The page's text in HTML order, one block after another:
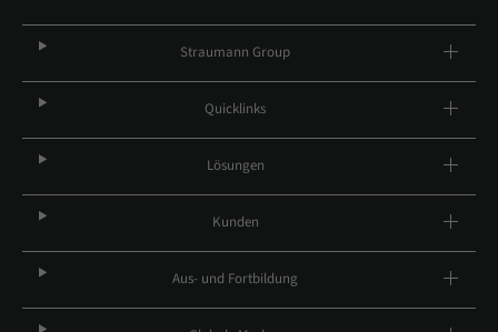
Straumann Group
Quicklinks
Lösungen
Kunden
Aus- und Fortbildung